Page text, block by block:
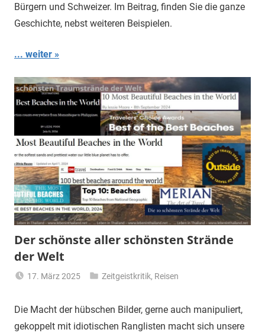
Bürgern und Schweizer. Im Beitrag, finden Sie die ganze
Geschichte, nebst weiteren Beispielen.
... weiter
Der schönste aller schönsten Strände
der Welt
17. März 2025
Zeitgeistkritik, Reisen
Die Macht der hübschen Bilder, gerne auch manipuliert,
gekoppelt mit idiotischen Ranglisten macht sich unsere